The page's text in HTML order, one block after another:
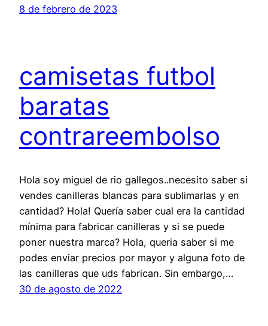
8 de febrero de 2023
camisetas futbol
baratas
contrareembolso
Hola soy miguel de rio gallegos..necesito saber si
vendes canilleras blancas para sublimarlas y en
cantidad? Hola! Quería saber cual era la cantidad
mínima para fabricar canilleras y si se puede
poner nuestra marca? Hola, queria saber si me
podes enviar precios por mayor y alguna foto de
las canilleras que uds fabrican. Sin embargo,…
30 de agosto de 2022